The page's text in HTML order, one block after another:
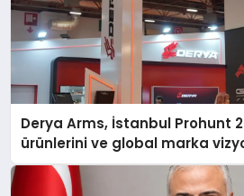
Derya Arms, İstanbul Prohunt
ürünlerini ve global marka